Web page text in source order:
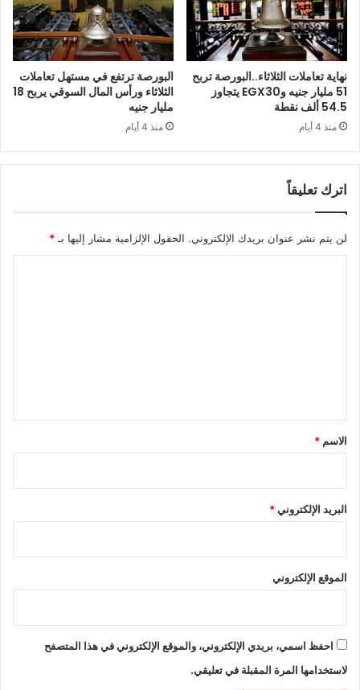
نهاية تعاملات الثلاثاء..البورصة تربح
51 مليار جنيه وEGX30 يتجاوز
54.5 ألف نقطة
منذ 4 أيام
البورصة ترتفع في مستهل تعاملات
الثلاثاء ورأس المال السوقي يربح 18
مليار جنيه
منذ 4 أيام
اترك تعليقاً
لن يتم نشر عنوان بريدك الإلكتروني. الحقول الإلزامية مشار إليها بـ *
*
الاسم *
البريد الإلكتروني*
الموقع الإلكتروني
احفظ اسمي، بريدي الإلكتروني، والموقع الإلكتروني في هذا المتصفح
لاستخدامها المرة المقبلة في تعليقي.